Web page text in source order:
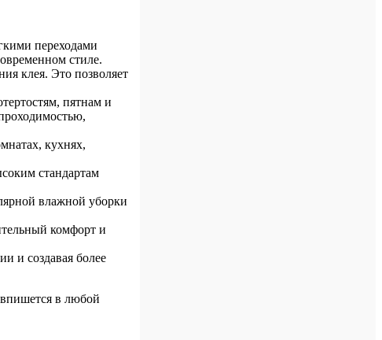
переходами
стиле.
клея. Это позволяет
пятнам и
кухнях,
стандартам
влажной уборки
комфорт и
и создавая более
в любой